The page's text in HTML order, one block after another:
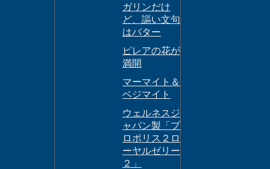
ガリンだけ
ど、謳い文句
はバター
ピレアの花が
満開
マーマイト＆
ベジマイト
ウェルネスジ
ャパン製「プ
ロポリス２ロ
ーヤルゼリー
２」